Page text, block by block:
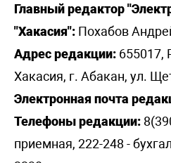
Главный редактор
"Хакасия": Похабов
Адрес редакции: 655017,
Хакасия, г. Абакан, ул.
Электронная почта
Телефоны редакции:
приемная, 222-248 -